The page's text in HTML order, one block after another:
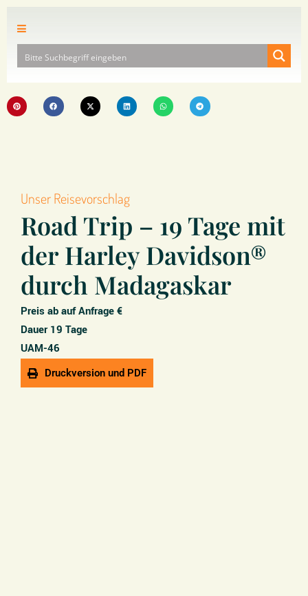
Unser Reisevorschlag
Road Trip – 19 Tage mit
der Harley Davidson®
durch Madagaskar
Preis ab auf Anfrage €
Dauer 19 Tage
UAM-46
Druckversion und PDF